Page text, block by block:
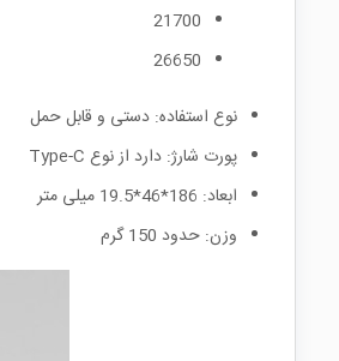
21700
26650
نوع استفاده: دستی و قابل حمل
پورت شارژ: دارد از نوع Type-C
ابعاد: 186*46*19.5 میلی متر
وزن: حدود 150 گرم